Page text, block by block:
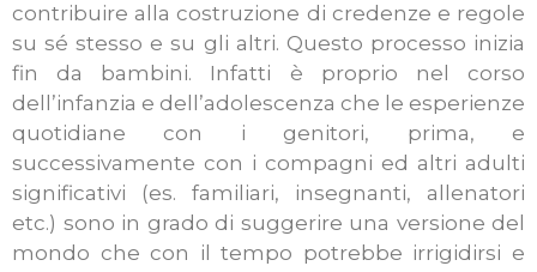
contribuire alla costruzione di credenze e regole
su sé stesso e su gli altri. Questo processo inizia
fin da bambini. Infatti è proprio nel corso
dell’infanzia e dell’adolescenza che le esperienze
quotidiane con i genitori, prima, e
successivamente con i compagni ed altri adulti
significativi (es. familiari, insegnanti, allenatori
etc.) sono in grado di suggerire una versione del
mondo che con il tempo potrebbe irrigidirsi e